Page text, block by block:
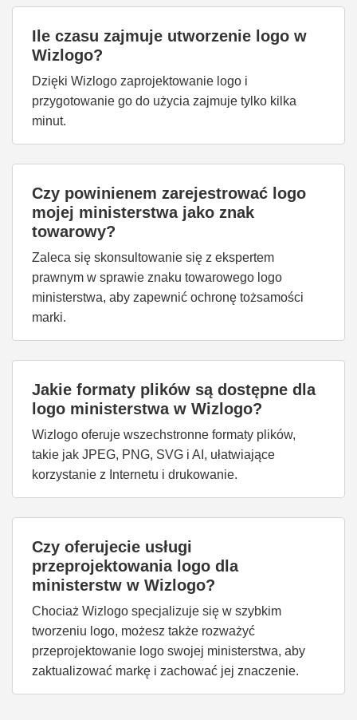
Ile czasu zajmuje utworzenie logo w
Wizlogo?
Dzięki Wizlogo zaprojektowanie logo i
przygotowanie go do użycia zajmuje tylko kilka
minut.
Czy powinienem zarejestrować logo
mojej ministerstwa jako znak
towarowy?
Zaleca się skonsultowanie się z ekspertem
prawnym w sprawie znaku towarowego logo
ministerstwa, aby zapewnić ochronę tożsamości
marki.
Jakie formaty plików są dostępne dla
logo ministerstwa w Wizlogo?
Wizlogo oferuje wszechstronne formaty plików,
takie jak JPEG, PNG, SVG i AI, ułatwiające
korzystanie z Internetu i drukowanie.
Czy oferujecie usługi
przeprojektowania logo dla
ministerstw w Wizlogo?
Chociaż Wizlogo specjalizuje się w szybkim
tworzeniu logo, możesz także rozważyć
przeprojektowanie logo swojej ministerstwa, aby
zaktualizować markę i zachować jej znaczenie.